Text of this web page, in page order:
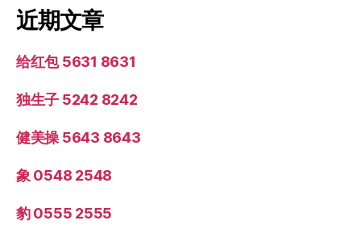
近期文章
给红包 5631 8631
独生子 5242 8242
健美操 5643 8643
象 0548 2548
豹 0555 2555